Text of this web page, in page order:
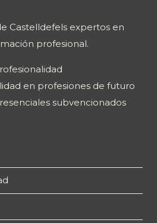
Castelldefels expertos en
profesional.
en profesiones de futuro
subvencionados